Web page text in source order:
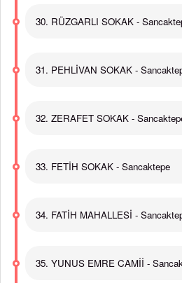
30. RÜZGARLI SOKAK -
31. PEHLİVAN SOKAK -
32. ZERAFET SOKAK -
33. FETİH SOKAK - Sancaktepe
34. FATİH MAHALLESİ -
35. YUNUS EMRE CAMİİ -